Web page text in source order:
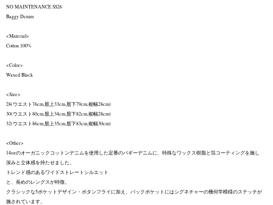
NO MAINTENANCE SS26
Baggy Denim
<Material>
Cotton 100%
<Color>
Waxed Black
<Size>
28(ウエスト76cm,股上33cm,股下79cm,裾幅28cm)
30(ウエスト80cm,股上34cm,股下82cm,裾幅28cm)
32(ウエスト86cm,股上35cm,股下83cm,裾幅30cm)
<Other>
14ozのオーガニックコットンデニムを使用した定番のバギーデニムに、特殊なワックス樹脂と箔コーティングを施し
深みと立体感を持たせました。
トレンド感のあるワイドストレートシルエット
と、長めのレングスが特徴。
クラシックな5ポケットデザイン・ボタンフライに加え、バックポケットにはシグネチャーの幾何学模様のステッチが
施されています。